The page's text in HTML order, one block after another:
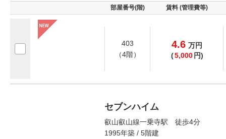
部屋番号(階) 賃料 (管理費等)
403
（4階）
4.6 万円
(5,000 円)
セブンハイム
叡山叡山線一乗寺駅 徒歩4分
1995年築 / 5階建